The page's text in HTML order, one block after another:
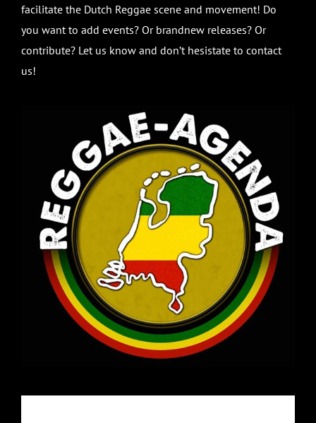
facilitate the Dutch Reggae scene and movement! Do
you want to add events? Or brandnew releases? Or
contribute? Let us know and don’t hesistate to contact
us!